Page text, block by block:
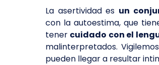
La asertividad es un
con la autoestima, que
tener cuidado con el
malinterpretados.
pueden llegar a resultar